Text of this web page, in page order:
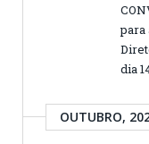
para
dia
OUTUBRO,